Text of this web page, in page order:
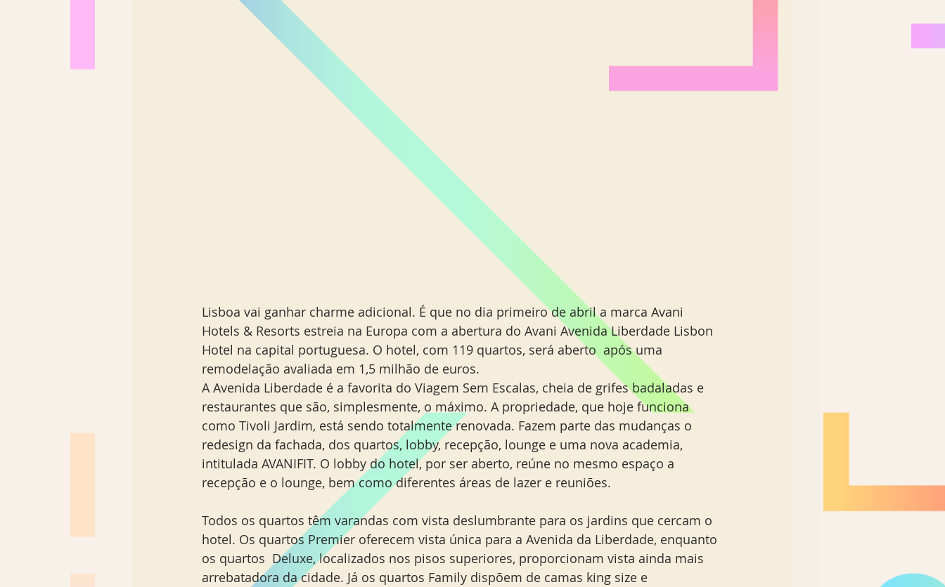
Madrid
Lisboa vai ganhar charme adicional. É que no dia primeiro de abril a marca Avani
Hotels & Resorts estreia na Europa com a abertura do Avani Avenida Liberdade Lisbon
Hotel na capital portuguesa. O hotel, com 119 quartos, será aberto  após uma
remodelação avaliada em 1,5 milhão de euros.
A Avenida Liberdade é a favorita do Viagem Sem Escalas, cheia de grifes badaladas e
restaurantes que são, simplesmente, o máximo. A propriedade, que hoje funciona
como Tivoli Jardim, está sendo totalmente renovada. Fazem parte das mudanças o
redesign da fachada, dos quartos, lobby, recepção, lounge e uma nova academia,
intitulada AVANIFIT. O lobby do hotel, por ser aberto, reúne no mesmo espaço a
recepção e o lounge, bem como diferentes áreas de lazer e reuniões.
Todos os quartos têm varandas com vista deslumbrante para os jardins que cercam o
hotel. Os quartos Premier oferecem vista única para a Avenida da Liberdade, enquanto
os quartos  Deluxe, localizados nos pisos superiores, proporcionam vista ainda mais
arrebatadora da cidade. Já os quartos Family dispõem de camas king size e